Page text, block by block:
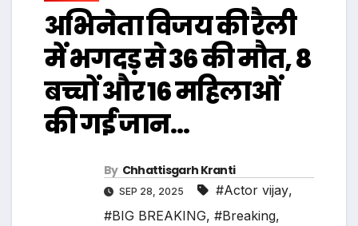
अभिनेता विजय की रैली
में भगदड़ से 36 की मौत, 8
बच्चों और 16 महिलाओं
की गई जान…
By Chhattisgarh Kranti
SEP 28, 2025 #Actor vijay,
#BIG BREAKING, #Breaking,